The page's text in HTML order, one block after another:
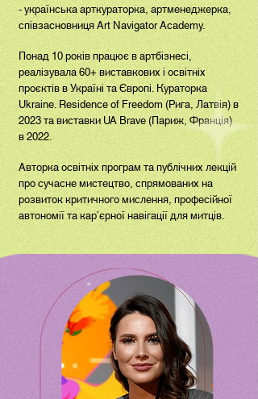
- українська арткураторка, артменеджерка,
співзасновниця Art Navigator Academy.
Понад 10 років працює в артбізнесі,
реалізувала 60+ виставкових і освітніх
проєктів в Україні та Європі. Кураторка
Ukraine. Residence of Freedom (Рига, Латвія) в
2023 та виставки UA Brave (Париж, Франція)
в 2022.
Авторка освітніх програм та публічних лекцій
про сучасне мистецтво, спрямованих на
розвиток критичного мислення, професійної
автономії та кар’єрної навігації для митців.